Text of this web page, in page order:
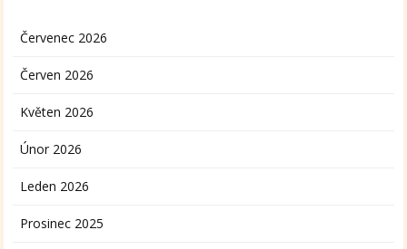
Červenec 2026
Červen 2026
Květen 2026
Únor 2026
Leden 2026
Prosinec 2025